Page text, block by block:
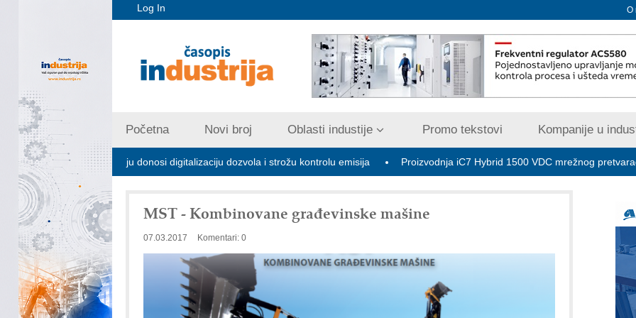
Log In O
Početna Novi broj Oblasti industije Promo tekstovi Kompanije u
zagađivanju donosi digitalizaciju dozvola i strožu kontrolu emisija Proizvodnja iC7 Hybrid 1500 VDC mrežnog pretvarača sa tečnim
MST - Kombinovane građevinske mašine
07.03.2017 Komentari: 0